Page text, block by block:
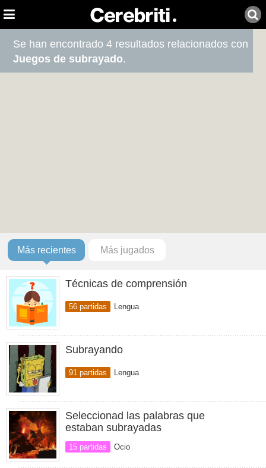
Se han encontrado 4 resultados relacionados con
Juegos de subrayado.
Más recientes Más jugados
Técnicas de comprensión
56 partidas Lengua
Subrayando
91 partidas Lengua
Seleccionad las palabras que
estaban subrayadas
15 partidas Ocio